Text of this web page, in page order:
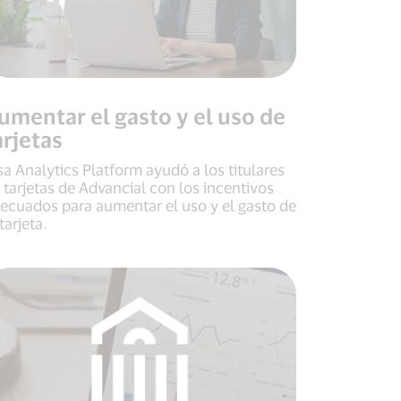
el gasto y el uso de
Analytics Platform ayudó a los titulares
tarjetas de Advancial con los incentivos
para aumentar el uso y el gasto de